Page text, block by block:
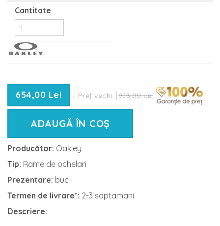
Cantitate
654,00 Lei Preț vechi: 973,00 Lei
ADAUGĂ ÎN COȘ
Producător: Oakley
Tip: Rame de ochelari
Prezentare: buc
Termen de livrare*: 2-3 saptamani
Descriere: